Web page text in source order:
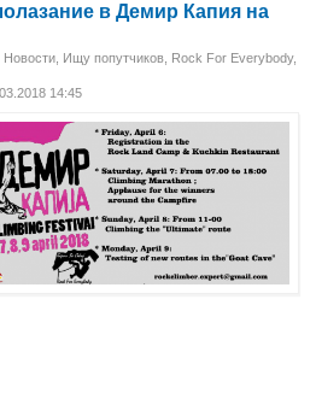
в Демир Капия на
Новости Ищу попутчиков Rock For Everybody,
14:45